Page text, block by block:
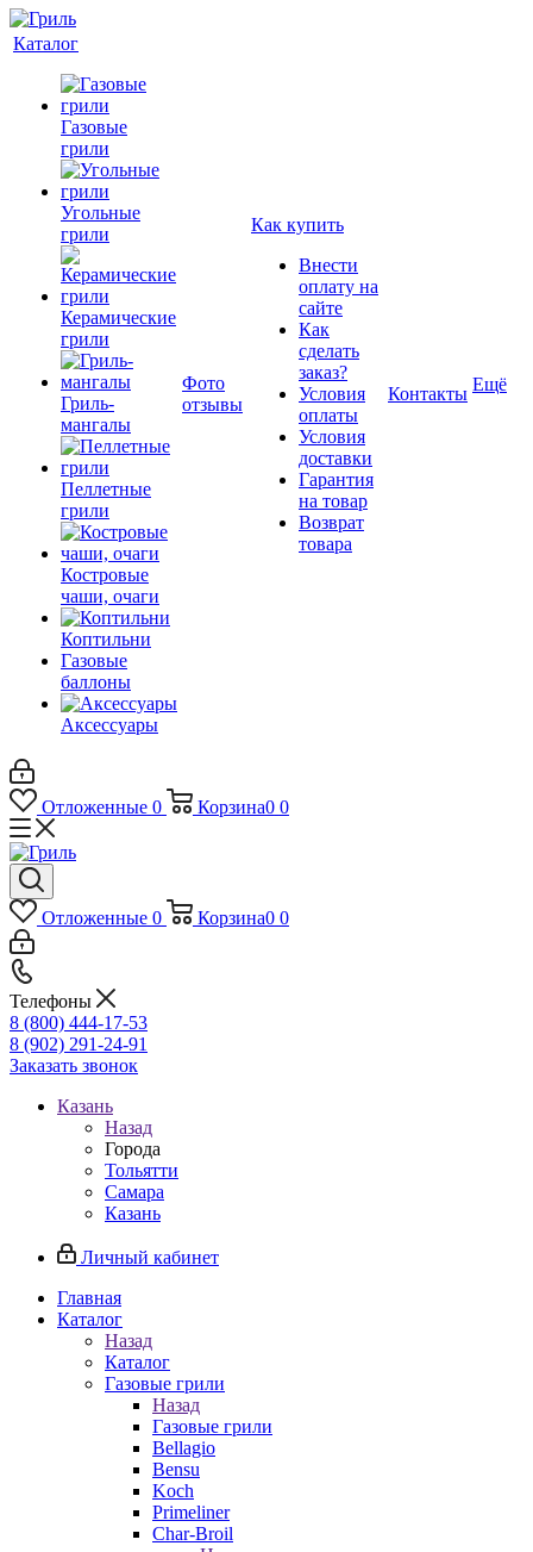
Каталог
Газовые
грили
Угольные
грили
Керамические
грили
Гриль-
мангалы
Пеллетные
грили
Костровые
чаши, очаги
Коптильни
Газовые
баллоны
Аксессуары
Фото
отзывы
Как купить
Внести
оплату на
сайте
Как
сделать
заказ?
Условия
оплаты
Условия
доставки
Гарантия
на товар
Возврат
товара
Контакты Ещё
Отложенные 0 Корзина0 0
Отложенные 0 Корзина0 0
Телефоны
8 (800) 444-17-53
8 (902) 291-24-91
Заказать звонок
Казань
Назад
Города
Тольятти
Самара
Казань
Личный кабинет
Главная
Каталог
Назад
Каталог
Газовые грили
Назад
Газовые грили
Bellagio
Bensu
Koch
Primeliner
Char-Broil